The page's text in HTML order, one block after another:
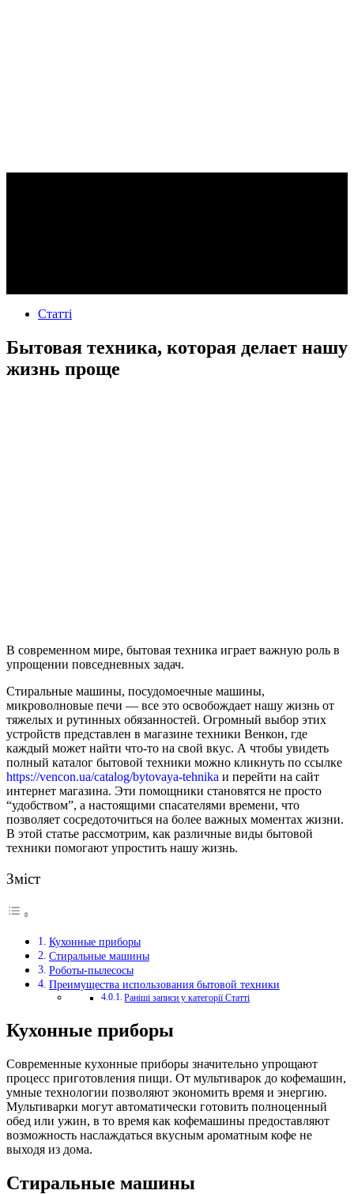
Статті
Бытовая техника, которая делает нашу
жизнь проще
В современном мире, бытовая техника играет важную роль в
упрощении повседневных задач.
Стиральные машины, посудомоечные машины,
микроволновые печи — все это освобождает нашу жизнь от
тяжелых и рутинных обязанностей. Огромный выбор этих
устройств представлен в магазине техники Венкон, где
каждый может найти что-то на свой вкус. А чтобы увидеть
полный каталог бытовой техники можно кликнуть по ссылке
https://vencon.ua/catalog/bytovaya-tehnika и перейти на сайт
интернет магазина. Эти помощники становятся не просто
“удобством”, а настоящими спасателями времени, что
позволяет сосредоточиться на более важных моментах жизни.
В этой статье рассмотрим, как различные виды бытовой
техники помогают упростить нашу жизнь.
Зміст
Кухонные приборы
Стиральные машины
Роботы-пылесосы
Преимущества использования бытовой техники
Раніші записи у категорії Статті
Кухонные приборы
Современные кухонные приборы значительно упрощают
процесс приготовления пищи. От мультиварок до кофемашин,
умные технологии позволяют экономить время и энергию.
Мультиварки могут автоматически готовить полноценный
обед или ужин, в то время как кофемашины предоставляют
возможность наслаждаться вкусным ароматным кофе не
выходя из дома.
Стиральные машины